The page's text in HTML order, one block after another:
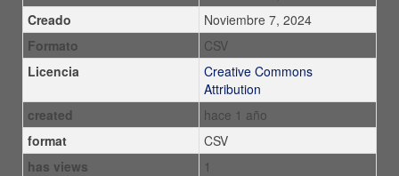
Creado
Noviembre 7, 2024
Formato
CSV
Licencia
Creative Commons
Attribution
created
hace 1 año
format
CSV
has views
1